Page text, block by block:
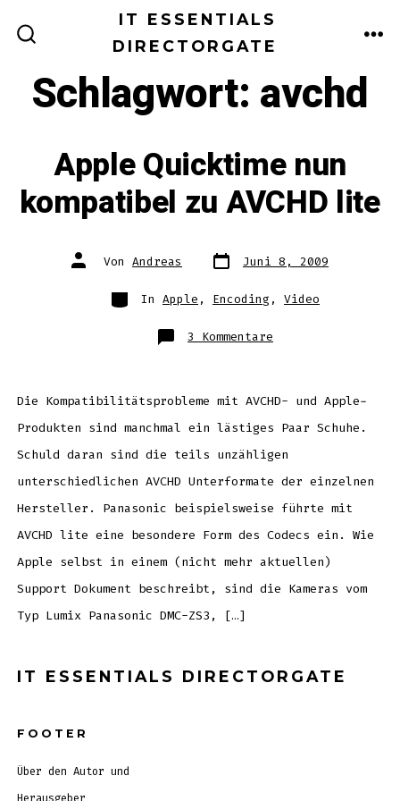
Inhalt
IT ESSENTIALS
DIRECTORGATE
Schlagwort: avchd
Apple Quicktime nun
kompatibel zu AVCHD lite
Autor
des Von Andreas Datum
des
Juni 8, 2009
Kategorien
In Apple , Encoding , Video
3 Kommentare
Apple
AVCHD
Die Kompatibilitätsprobleme mit AVCHD- und Apple-
Produkten sind manchmal ein lästiges Paar Schuhe.
Schuld daran sind die teils unzähligen
unterschiedlichen AVCHD Unterformate der einzelnen
Hersteller. Panasonic beispielsweise führte mit
AVCHD lite eine besondere Form des Codecs ein. Wie
Apple selbst in einem (nicht mehr aktuellen)
Support Dokument beschreibt, sind die Kameras vom
Typ Lumix Panasonic DMC-ZS3, […]
IT ESSENTIALS DIRECTORGATE
FOOTER
Über den Autor und